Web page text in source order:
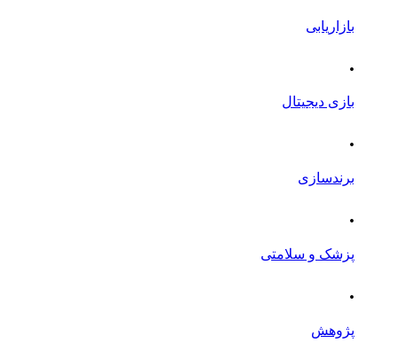
بازاریابی
.
بازی دیجیتال
.
برندسازی
.
پزشک و سلامتی
.
پژوهش